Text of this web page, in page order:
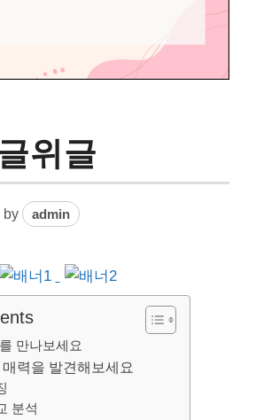
위글
by admin
만나보세요
력을 발견해보세요
분석